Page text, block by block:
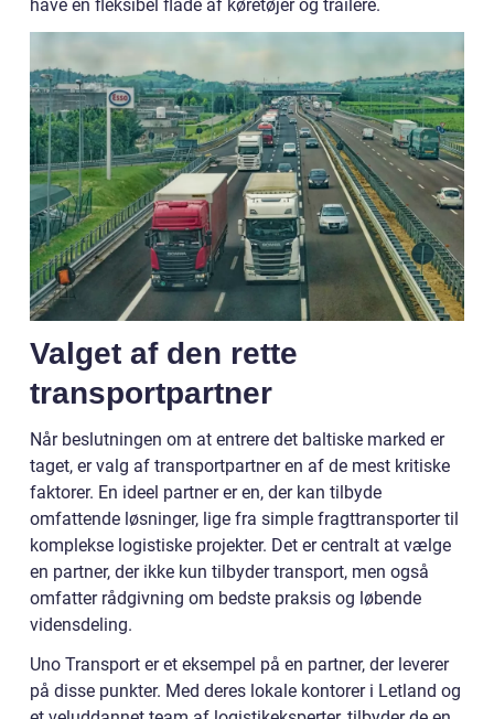
have en fleksibel flåde af køretøjer og trailere.
Valget af den rette
transportpartner
Når beslutningen om at entrere det baltiske marked er
taget, er valg af transportpartner en af de mest kritiske
faktorer. En ideel partner er en, der kan tilbyde
omfattende løsninger, lige fra simple fragttransporter til
komplekse logistiske projekter. Det er centralt at vælge
en partner, der ikke kun tilbyder transport, men også
omfatter rådgivning om bedste praksis og løbende
vidensdeling.
Uno Transport er et eksempel på en partner, der leverer
på disse punkter. Med deres lokale kontorer i Letland og